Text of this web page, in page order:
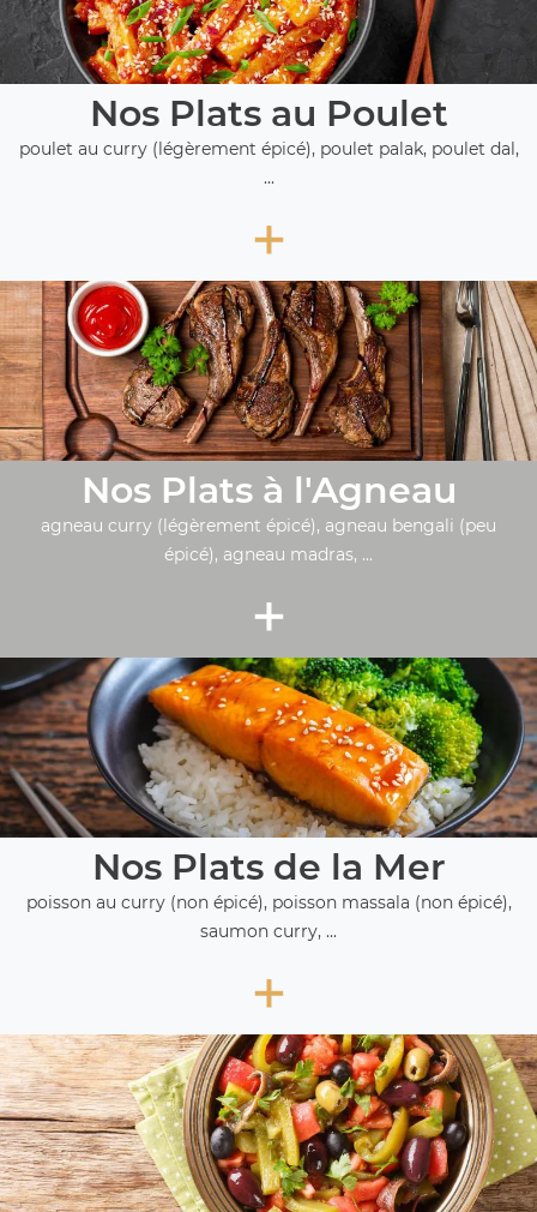
Nos Plats au Poulet
poulet au curry (légèrement épicé), poulet palak, poulet dal,
...
+
Nos Plats à l'Agneau
agneau curry (légèrement épicé), agneau bengali (peu
épicé), agneau madras, ...
+
Nos Plats de la Mer
poisson au curry (non épicé), poisson massala (non épicé),
saumon curry, ...
+